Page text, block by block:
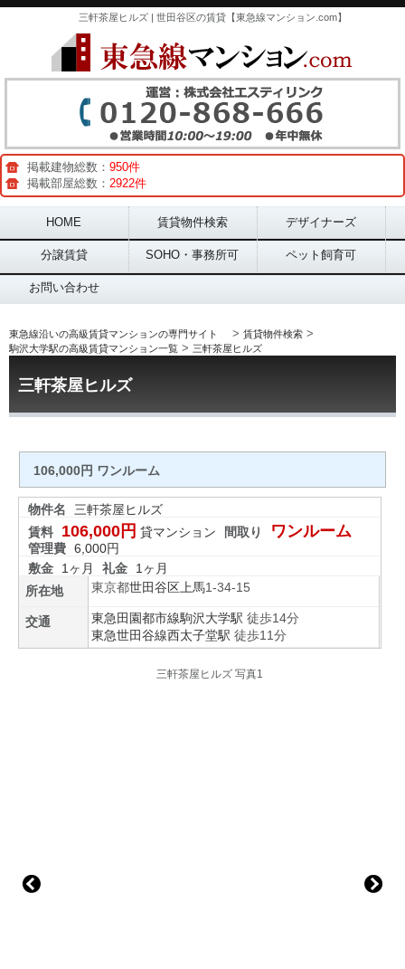
三軒茶屋ヒルズ | 世田谷区の賃貸【東急線マンション.com】
掲載建物総数： 950件
掲載部屋総数： 2922件
Main menu
HOME 賃貸物件検索 デザイナーズ
分譲賃貸 SOHO・事務所可 ペット飼育可
お問い合わせ
東急線沿いの高級賃貸マンションの専門サイト > 賃貸物件検索 >
駒沢大学駅の高級賃貸マンション一覧 > 三軒茶屋ヒルズ
三軒茶屋ヒルズ
106,000円 ワンルーム
物件名
三軒茶屋ヒルズ
賃料
106,000円 貸マンション 間取り ワンルーム
管理費 6,000円
敷金
1ヶ月 礼金
1ヶ月
所在地
東京都世田谷区 上馬1-34-15
交通 東急田園都市線駒沢大学駅 徒歩14分
東急世田谷線西太子堂駅 徒歩11分